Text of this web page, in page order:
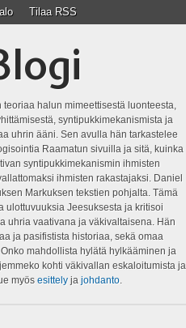
Tilaa RSS
halun mimeettisestä luonteesta,
syntipukkimekanismista ja
uhrin ääni. Sen avulla hän tarkastelee
Raamatun sivuilla ja sitä, kuinka
syntipukkimekanismin ihmisten
ihmisten rakastajaksi. Daniel
Markuksen tekstien pohjalta. Tämä
ulottuvuuksia Jeesuksesta ja kritisoi
uhria vaativana ja väkivaltaisena. Hän
ja pasifistista historiaa, sekä omaa
mahdollista hylätä hylkääminen ja
kohti väkivallan eskaloitumista ja
myös esittelyja johdanto.